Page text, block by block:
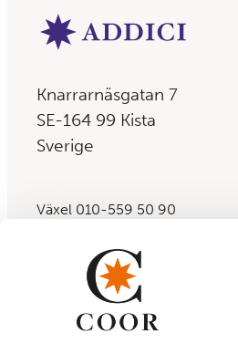
Knarrarnäsgatan 7
SE-164 99 Kista
Sverige
Växel 010-559 50 90